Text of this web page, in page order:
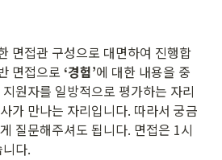
면접관 구성으로 대면하여 진행합
면접으로 ‘경험’에 대한 내용을 중
원자를 일방적으로 평가하는 자리
가 만나는 자리입니다. 따라서 궁금
질문해주셔도 됩니다. 면접은 1시
다.